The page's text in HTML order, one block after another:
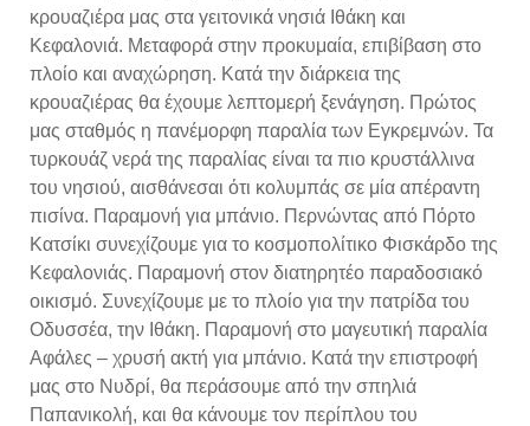
κρουαζιέρα μας στα γειτονικά νησιά Ιθάκη και
Κεφαλονιά. Μεταφορά στην προκυμαία, επιβίβαση στο
πλοίο και αναχώρηση. Κατά την διάρκεια της
κρουαζιέρας θα έχουμε λεπτομερή ξενάγηση. Πρώτος
μας σταθμός η πανέμορφη παραλία των Εγκρεμνών. Τα
τυρκουάζ νερά της παραλίας είναι τα πιο κρυστάλλινα
του νησιού, αισθάνεσαι ότι κολυμπάς σε μία απέραντη
πισίνα. Παραμονή για μπάνιο. Περνώντας από Πόρτο
Κατσίκι συνεχίζουμε για το κοσμοπολίτικο Φισκάρδο της
Κεφαλονιάς. Παραμονή στον διατηρητέο παραδοσιακό
οικισμό. Συνεχίζουμε με το πλοίο για την πατρίδα του
Οδυσσέα, την Ιθάκη. Παραμονή στο μαγευτική παραλία
Αφάλες – χρυσή ακτή για μπάνιο. Κατά την επιστροφή
μας στο Νυδρί, θα περάσουμε από την σπηλιά
Παπανικολή, και θα κάνουμε τον περίπλου του